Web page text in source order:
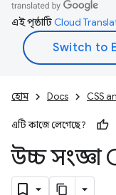
এই পৃষ্ঠাটিCloud
হোম Docs CSS
এটি কাজে লেগেছে?
উচ্চ সংজ্ঞা